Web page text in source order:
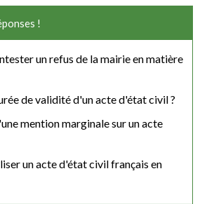
!
un refus de la mairie en matière
de validité d'un acte d'état civil ?
mention marginale sur un acte
un acte d'état civil français en